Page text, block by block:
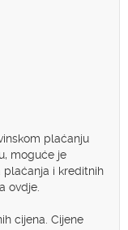
plaćanju
moguće je
plaćanja i kreditnih
ovdje.
cijena. Cijene